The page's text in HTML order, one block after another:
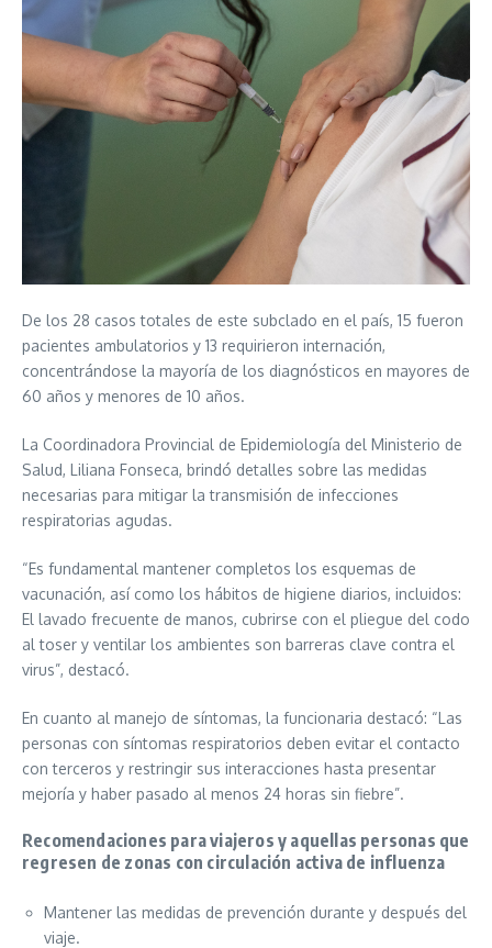
De los 28 casos totales de este subclado en el país, 15 fueron
pacientes ambulatorios y 13 requirieron internación,
concentrándose la mayoría de los diagnósticos en mayores de
60 años y menores de 10 años.
La Coordinadora Provincial de Epidemiología del Ministerio de
Salud, Liliana Fonseca, brindó detalles sobre las medidas
necesarias para mitigar la transmisión de infecciones
respiratorias agudas.
“Es fundamental mantener completos los esquemas de
vacunación, así como los hábitos de higiene diarios, incluidos:
El lavado frecuente de manos, cubrirse con el pliegue del codo
al toser y ventilar los ambientes son barreras clave contra el
virus”, destacó.
En cuanto al manejo de síntomas, la funcionaria destacó: “Las
personas con síntomas respiratorios deben evitar el contacto
con terceros y restringir sus interacciones hasta presentar
mejoría y haber pasado al menos 24 horas sin fiebre”.
Recomendaciones para viajeros y aquellas personas que
regresen de zonas con circulación activa de influenza
Mantener las medidas de prevención durante y después del
viaje.